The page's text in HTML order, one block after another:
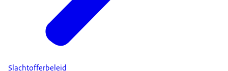
Slachtofferbeleid